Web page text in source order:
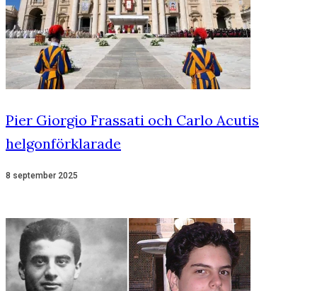
Pier Giorgio Frassati och Carlo Acutis
helgonförklarade
8 september 2025